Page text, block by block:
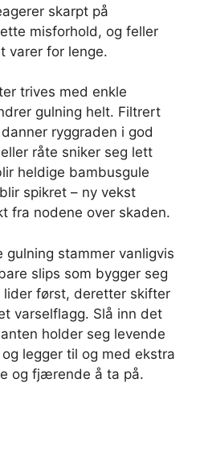
skarpt på
misforhold, og feller
varer for lenge.
trives med enkle
gulning helt. Filtrert
ryggraden i god
råte sniker seg lett
heldige bambusgule
spikret – ny vekst
fra nodene over skaden.
gulning stammer vanligvis
slips som bygger seg
lider først, deretter skifter
varselflagg. Slå inn det
holder seg levende
legger til og med ekstra
og fjærende å ta på.